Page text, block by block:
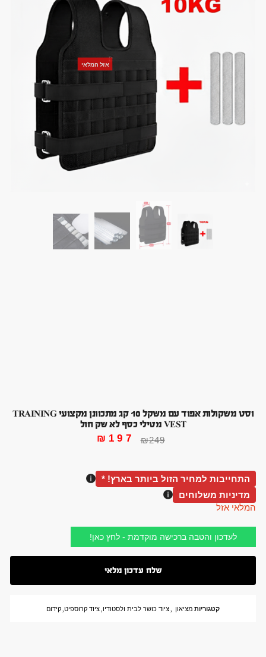
אזל המלאי
וסט משקולות אפוד עם משקל 10 קג מתכוונן מקצועי TRAINING
VEST מטילי כסף לא שק חול
₪249
₪ 197
התחייבות למחיר הזול ביותר בארץ! *
מדיניות משלוחים
המלאי אזל
לעדכון והטבה ברכישה מוקדמת - לחץ כאן!
קטגוריות מציאון ,ציוד כושר לבית ולסטודיו,ציוד קרוספיט,קידום